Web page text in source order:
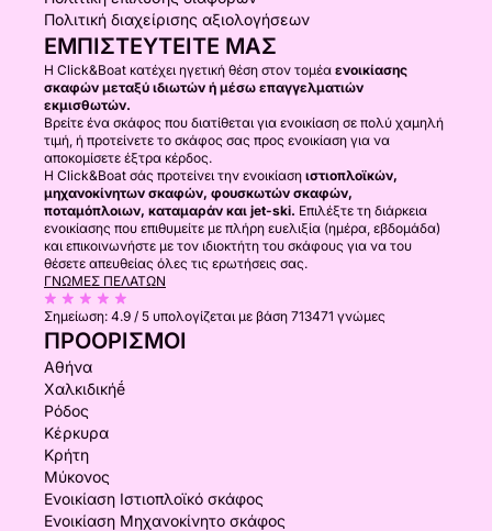
Πολιτική διαχείρισης αξιολογήσεων
ΕΜΠΙΣΤΕΥΤΕΊΤΕ ΜΑΣ
Η Click&Boat κατέχει ηγετική θέση στον τομέα ενοικίασης
σκαφών μεταξύ ιδιωτών ή μέσω επαγγελματιών
εκμισθωτών.
Βρείτε ένα σκάφος που διατίθεται για ενοικίαση σε πολύ χαμηλή
τιμή, ή προτείνετε το σκάφος σας προς ενοικίαση για να
αποκομίσετε έξτρα κέρδος.
Η Click&Boat σάς προτείνει την ενοικίαση ιστιοπλοϊκών,
μηχανοκίνητων σκαφών, φουσκωτών σκαφών,
ποταμόπλοιων, καταμαράν και jet-ski. Επιλέξτε τη διάρκεια
ενοικίασης που επιθυμείτε με πλήρη ευελιξία (ημέρα, εβδομάδα)
και επικοινωνήστε με τον ιδιοκτήτη του σκάφους για να του
θέσετε απευθείας όλες τις ερωτήσεις σας.
ΓΝΏΜΕΣ ΠΕΛΑΤΏΝ
Σημείωση: 4.9 / 5 υπολογίζεται με βάση 713471 γνώμες
ΠΡΟΟΡΙΣΜΟΊ
Αθήνα
Χαλκιδικήḗ
Ρόδος
Κέρκυρα
Κρήτη
Μύκονος
Ενοικίαση Ιστιοπλοϊκό σκάφος
Ενοικίαση Μηχανοκίνητο σκάφος